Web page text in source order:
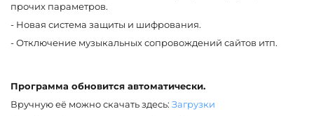
прочих параметров.
- Новая система защиты и шифрования.
- Отключение музыкальных сопровождений сайтов итп.
Программа обновится автоматически.
Вручную её можно скачать здесь: Загрузки